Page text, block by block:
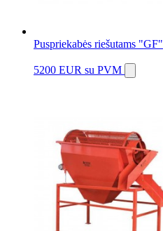
Puspriekabės riešutams "GF"
5200 EUR su PVM